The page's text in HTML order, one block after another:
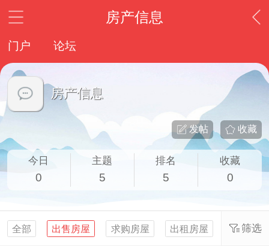
房产信息
门户 论坛
房产信息
收藏
发帖
今日
0
主题
5
排名
5
收藏
0
全部 出售房屋 求购房屋 出租房屋 求租房屋
筛选